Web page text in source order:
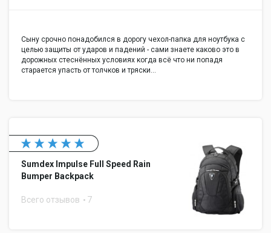
Сыну срочно понадобился в дорогу чехол-папка для ноутбука с
целью защиты от ударов и падений - сами знаете каково это в
дорожных стеснённых условиях когда всё что ни попадя
старается упасть от толчков и тряски…
Sumdex Impulse Full Speed Rain
Bumper Backpack
Всего отзывов 7